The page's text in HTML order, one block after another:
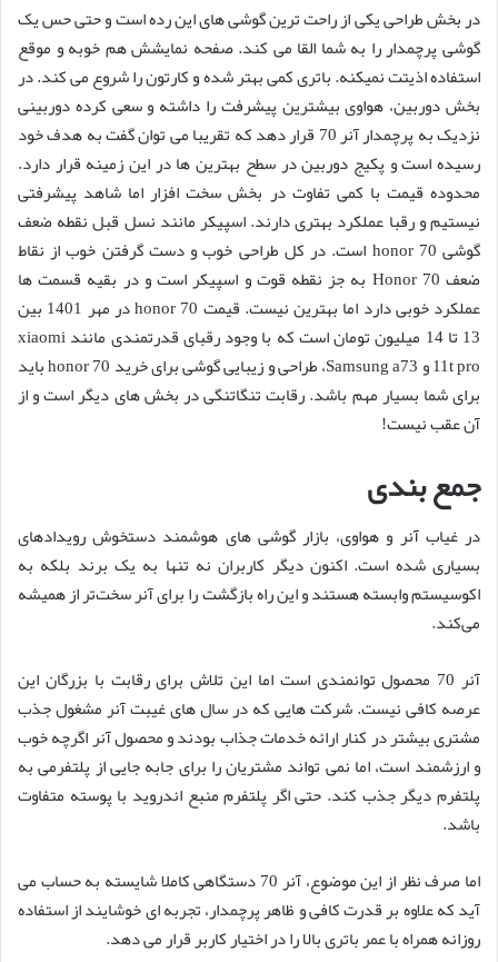
در بخش طراحی یکی از راحت ترین گوشی های این رده است و حتی حس یک
گوشی پرچمدار را به شما القا می کند. صفحه نمایشش هم خوبه و موقع
استفاده اذیتت نمیکنه. باتری کمی بهتر شده و کارتون را شروع می کند. در
بخش دوربین، هواوی بیشترین پیشرفت را داشته و سعی کرده دوربینی
نزدیک به پرچمدار آنر 70 قرار دهد که تقریبا می توان گفت به هدف خود
رسیده است و پکیج دوربین در سطح بهترین ها در این زمینه قرار دارد.
محدوده قیمت با کمی تفاوت در بخش سخت افزار اما شاهد پیشرفتی
نیستیم و رقبا عملکرد بهتری دارند. اسپیکر مانند نسل قبل نقطه ضعف
گوشی honor 70 است. در کل طراحی خوب و دست گرفتن خوب از نقاط
ضعف Honor 70 به جز نقطه قوت و اسپیکر است و در بقیه قسمت ها
عملکرد خوبی دارد اما بهترین نیست. قیمت honor 70 در مهر 1401 بین
13 تا 14 میلیون تومان است که با وجود رقبای قدرتمندی مانند xiaomi
11t pro و Samsung a73، طراحی و زیبایی گوشی برای خرید honor 70 باید
برای شما بسیار مهم باشد. رقابت تنگاتنگی در بخش های دیگر است و از
آن عقب نیست!
جمع بندی
در غیاب آنر و هواوی، بازار گوشی های هوشمند دستخوش رویدادهای
بسیاری شده است. اکنون دیگر کاربران نه تنها به یک برند بلکه به
اکوسیستم وابسته هستند و این راه بازگشت را برای آنر سخت‌تر از همیشه
می‌کند.
آنر 70 محصول توانمندی است اما این تلاش برای رقابت با بزرگان این
عرصه کافی نیست. شرکت هایی که در سال های غیبت آنر مشغول جذب
مشتری بیشتر در کنار ارائه خدمات جذاب بودند و محصول آنر اگرچه خوب
و ارزشمند است، اما نمی تواند مشتریان را برای جابه جایی از پلتفرمی به
پلتفرم دیگر جذب کند. حتی اگر پلتفرم منبع اندروید با پوسته متفاوت
باشد.
اما صرف نظر از این موضوع، آنر 70 دستگاهی کاملا شایسته به حساب می
آید که علاوه بر قدرت کافی و ظاهر پرچمدار، تجربه ای خوشایند از استفاده
روزانه همراه با عمر باتری بالا را در اختیار کاربر قرار می دهد.